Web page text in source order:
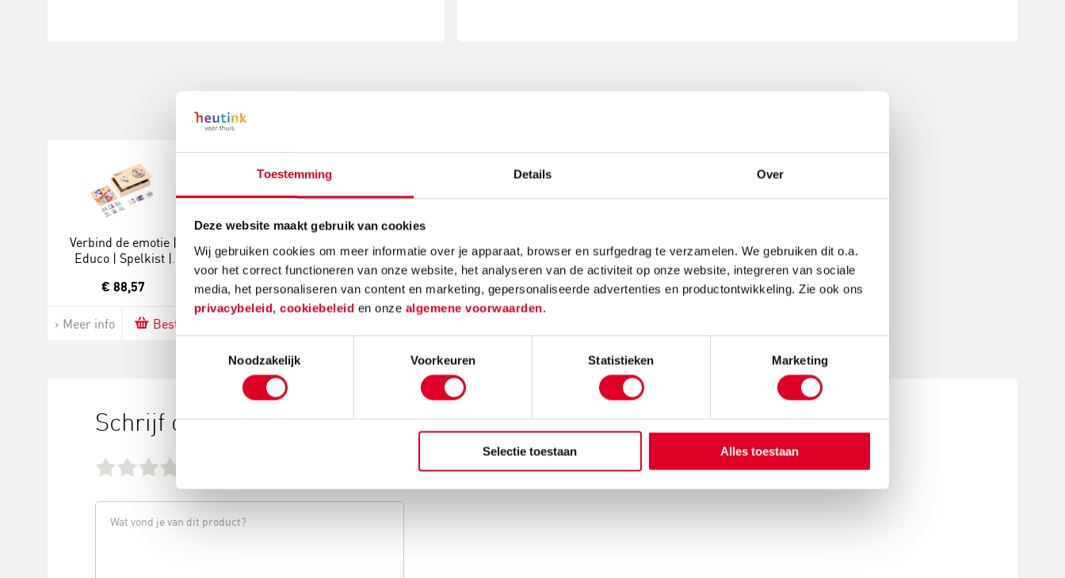
Toestemming Details Over
Deze website maakt gebruik van cookies
Wij gebruiken cookies om meer informatie over je apparaat, browser en surfgedrag te verzamelen. We gebruiken dit o.a.
voor het correct functioneren van onze website, het analyseren van de activiteit op onze website, integreren van sociale
media, het personaliseren van content en marketing, gepersonaliseerde advertenties en productontwikkeling. Zie ook ons
privacybeleid, cookiebeleid en onze algemene voorwaarden.
Noodzakelijk
Voorkeuren Statistieken Marketing
Selectie toestaan Alles toestaan
Verbind de emotie |
Educo | Spelkist |
€ 88,57
Meer info Bestel
Educo | Spelkist |
DENKSCHAKEL.
€ 79,36
Schrijf ook een review